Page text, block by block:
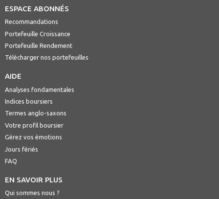
ESPACE ABONNÉS
Recommandations
Portefeuille Croissance
Portefeuille Rendement
Télécharger nos portefeuilles
AIDE
Analyses fondamentales
Indices boursiers
Termes anglo-saxons
Votre profil boursier
Gérez vos émotions
Jours fériés
FAQ
EN SAVOIR PLUS
Qui sommes nous ?